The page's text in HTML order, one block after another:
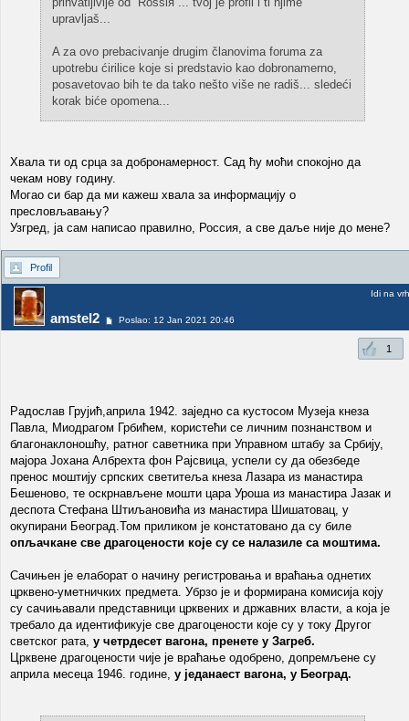
upravljaš...
A za ovo prebacivanje drugim članovima foruma za
upotrebu ćirilice koje si predstavio kao dobronamerno,
posavetovao bih te da tako nešto više ne radiš... sledeći
korak biće opomena...
Хвала ти од срца за добронамерност. Сад ћу моћи спокојно да
чекам нову годину.
Могао си бар да ми кажеш хвала за информацију о
пресловљавању?
Узгред, ја сам написао правилно, Россия, а све даље није до мене?
Profil
amstel2 Poslao: 12 Jan 2021 20:46
Idi na vrh
1
Радослав Грујић,априла 1942. заједно са кустосом Музеја кнеза
Павла, Миодрагом Грбићем, користећи се личним познанством и
благонаклоношћу, ратног саветника при Управном штабу за Србију,
мајора Јохана Албрехта фон Рајсвица, успели су да обезбеде
пренос моштију српских светитеља кнеза Лазара из манастира
Бешеново, те оскрнављене мошти цара Уроша из манастира Јазак и
деспота Стефана Штиљановића из манастира Шишатовац, у
окупирани Београд.Том приликом је констатовано да су биле
опљачкане све драгоцености које су се налазиле са моштима.
Сачињен је елаборат о начину регистровања и враћања однетих
црквено-уметничких предмета. Убрзо је и формирана комисија коју
су сачињавали представници црквених и државних власти, а која је
требало да идентификује све драгоцености које су у току Другог
светског рата, у четрдесет вагона, пренете у Загреб.
Црквене драгоцености чије је враћање одобрено, допремљене су
априла месеца 1946. године, у једанаест вагона, у Београд.